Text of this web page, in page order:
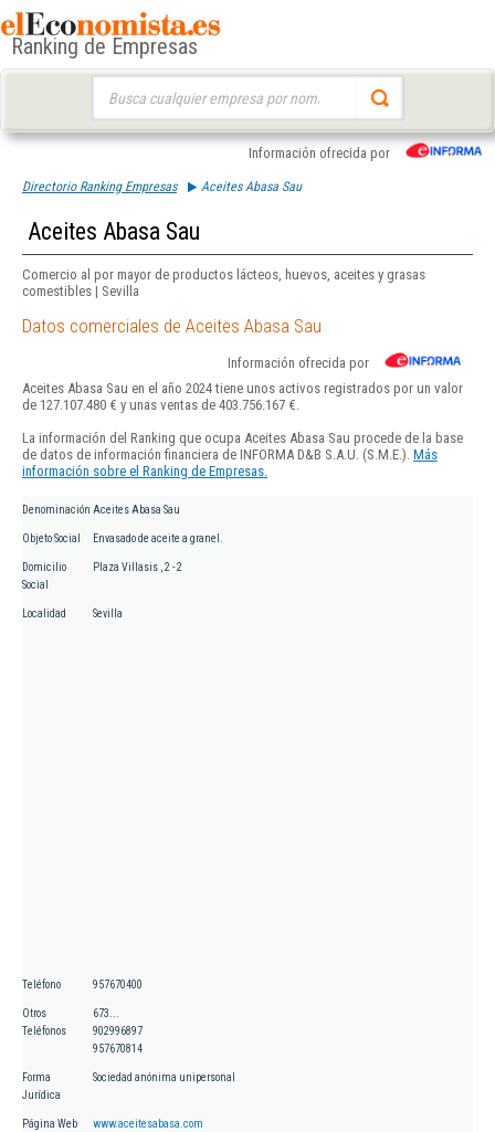
Ranking de Empresas
Información ofrecida por
Directorio Ranking Empresas Aceites Abasa Sau
Aceites Abasa Sau
Comercio al por mayor de productos lácteos, huevos, aceites y grasas
comestibles | Sevilla
Datos comerciales de Aceites Abasa Sau
Información ofrecida por
Aceites Abasa Sau en el año 2024 tiene unos activos registrados por un valor
de 127.107.480 € y unas ventas de 403.756.167 €.
La información del Ranking que ocupa Aceites Abasa Sau procede de la base
de datos de información financiera de INFORMA D&B S.A.U. (S.M.E.). Más
información sobre el Ranking de Empresas.
Denominación Aceites Abasa Sau
Objeto Social Envasado de aceite a granel.
Domicilio
Social
Plaza Villasis , 2 - 2
Localidad Sevilla
Teléfono 957670400
Otros
Teléfonos
673...
902996897
957670814
Forma
Jurídica
Sociedad anónima unipersonal
Página Web www.aceitesabasa.com